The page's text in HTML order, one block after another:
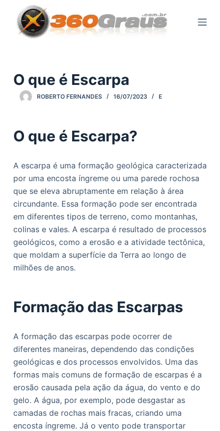
p
c
n
e
ú
d
o
O que é Escarpa
ROBERTO FERNANDES 16/07/2023 E
O que é Escarpa?
A escarpa é uma formação geológica caracterizada
por uma encosta íngreme ou uma parede rochosa
que se eleva abruptamente em relação à área
circundante. Essa formação pode ser encontrada
em diferentes tipos de terreno, como montanhas,
colinas e vales. A escarpa é resultado de processos
geológicos, como a erosão e a atividade tectônica,
que moldam a superfície da Terra ao longo de
milhões de anos.
Formação das Escarpas
A formação das escarpas pode ocorrer de
diferentes maneiras, dependendo das condições
geológicas e dos processos envolvidos. Uma das
formas mais comuns de formação de escarpas é a
erosão causada pela ação da água, do vento e do
gelo. A água, por exemplo, pode desgastar as
camadas de rochas mais fracas, criando uma
encosta íngreme. Já o vento pode transportar